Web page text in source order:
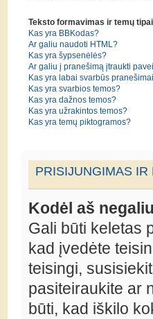
Teksto formavimas ir temų tipai
Kas yra BBKodas?
Ar galiu naudoti HTML?
Kas yra šypsenėlės?
Ar galiu į pranešimą įtraukti
Kas yra labai svarbūs
Kas yra svarbios temos?
Kas yra dažnos temos?
Kas yra užrakintos temos?
Kas yra temų piktogramos?
PRISIJUNGIMAS IR
Kodėl aš
Gali būti keletas
kad įvedėte
teisingi,
pasiteiraukite ar
būti, kad iškilo